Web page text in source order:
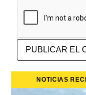
NOTICIAS